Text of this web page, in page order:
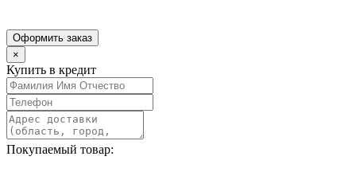
Оформить заказ
×
Купить в кредит
Покупаемый товар: